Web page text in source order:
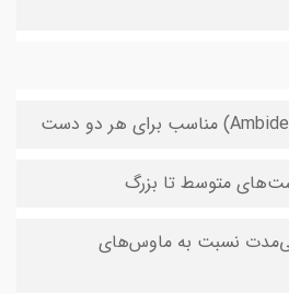
متوسط تا بزرگ
نسبت به ماوس‌های